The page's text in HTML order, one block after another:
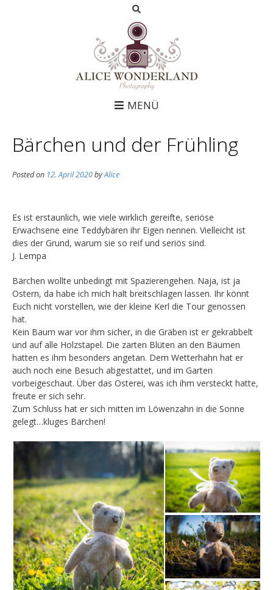
MENÜ
Bärchen und der Frühling
Posted on 12. April 2020byAlice
Es ist erstaunlich, wie viele wirklich gereifte, seriöse
Erwachsene eine Teddybären ihr Eigen nennen. Vielleicht ist
dies der Grund, warum sie so reif und seriös sind.
J. Lempa
Bärchen wollte unbedingt mit Spazierengehen. Naja, ist ja
Ostern, da habe ich mich halt breitschlagen lassen. Ihr könnt
Euch nicht vorstellen, wie der kleine Kerl die Tour genossen
hat.
Kein Baum war vor ihm sicher, in die Gräben ist er gekrabbelt
und auf alle Holzstapel. Die zarten Blüten an den Bäumen
hatten es ihm besonders angetan. Dem Wetterhahn hat er
auch noch eine Besuch abgestattet, und im Garten
vorbeigeschaut. Über das Osterei, was ich ihm versteckt hatte,
freute er sich sehr.
Zum Schluss hat er sich mitten im Löwenzahn in die Sonne
gelegt…kluges Bärchen!